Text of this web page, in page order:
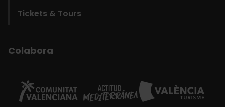
Tickets & Tours
Colabora